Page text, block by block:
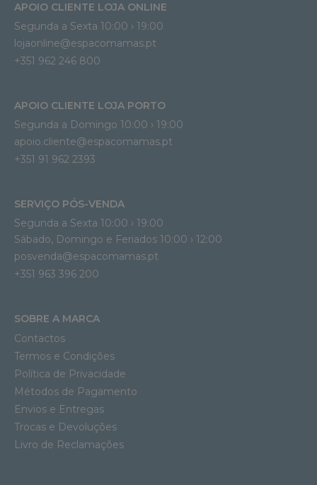
APOIO CLIENTE LOJA ONLINE
Segunda a Sexta 10:00 › 19:00
lojaonline@espacomamas.pt
+351 962 246 800
APOIO CLIENTE LOJA PORTO
Segunda a Domingo 10:00 › 19:00
apoio.cliente@espacomamas.pt
+351 91 962 2393
SERVIÇO PÓS-VENDA
Segunda a Sexta 10:00 › 19:00
Sábado, Domingo e Feriados 10:00 › 12:00
posvenda@espacomamas.pt
+351 963 396 200
SOBRE A MARCA
Contactos
Termos e Condições
Política de Privacidade
Métodos de Pagamento
Envios e Entregas
Trocas e Devoluções
Livro de Reclamações